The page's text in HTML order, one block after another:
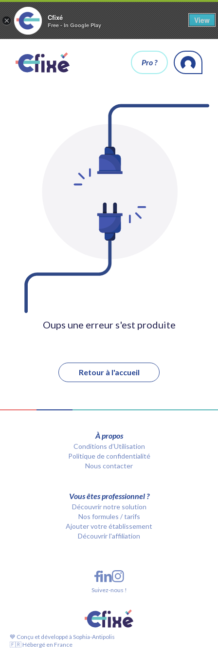
× Cfixé
Free - In Google Play
View
Pro ?
Oups une erreur s'est produite
Retour à l'accueil
À propos
Conditions d’Utilisation
Politique de confidentialité
Nous contacter
Vous êtes professionnel ?
Découvrir notre solution
Nos formules / tarifs
Ajouter votre établissement
Découvrir l'affiliation
💙 Conçu et développé à Sophia-Antipolis
🇫🇷 Hébergé en France
Suivez-nous !